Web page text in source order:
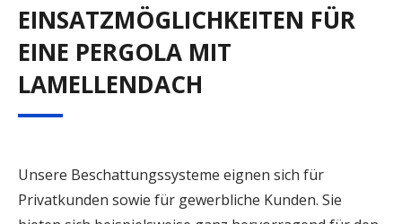
EINSATZMÖGLICHKEITEN FÜR
EINE PERGOLA MIT
LAMELLENDACH
Unsere Beschattungssysteme eignen sich für
Privatkunden sowie für gewerbliche Kunden. Sie